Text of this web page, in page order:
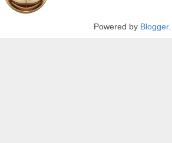
Powered by Blogger.